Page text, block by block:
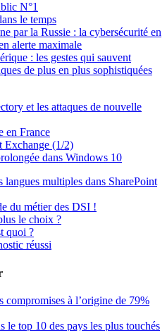
N°1
le temps
par la Russie : la cybersécurité en
alerte maximale
: les gestes qui sauvent
de plus en plus sophistiquées
et les attaques de nouvelle
en France
Exchange (1/2)
dans Windows 10
multiples dans SharePoint
du métier des DSI !
le choix ?
quoi ?
réussi
compromises à l’origine de 79%
le top 10 des pays les plus touchés